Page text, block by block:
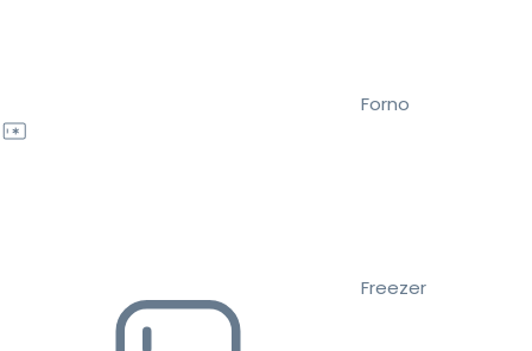
Forno
Freezer